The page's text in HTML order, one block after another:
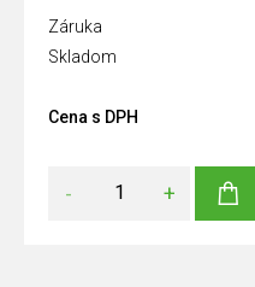
Záruka
Skladom
Cena s DPH
- +